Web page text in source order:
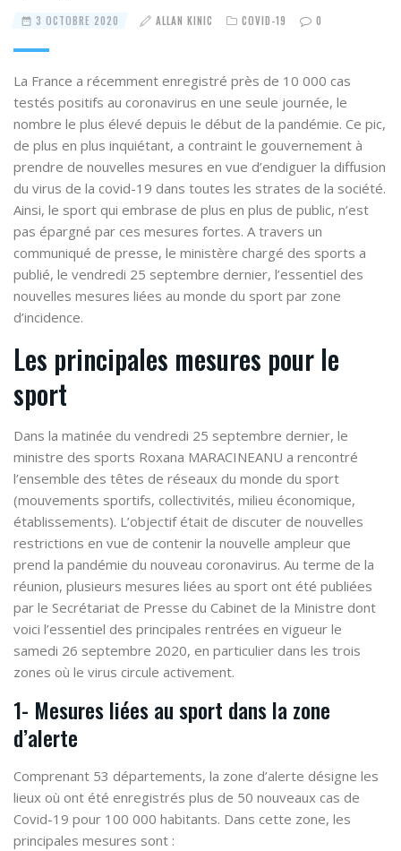
3 OCTOBRE 2020 ALLAN KINIC COVID-19 0
La France a récemment enregistré près de 10 000 cas
testés positifs au coronavirus en une seule journée, le
nombre le plus élevé depuis le début de la pandémie. Ce pic,
de plus en plus inquiétant, a contraint le gouvernement à
prendre de nouvelles mesures en vue d’endiguer la diffusion
du virus de la covid-19 dans toutes les strates de la société.
Ainsi, le sport qui embrase de plus en plus de public, n’est
pas épargné par ces mesures fortes. A travers un
communiqué de presse, le ministère chargé des sports a
publié, le vendredi 25 septembre dernier, l’essentiel des
nouvelles mesures liées au monde du sport par zone
d’incidence.
Les principales mesures pour le
sport
Dans la matinée du vendredi 25 septembre dernier, le
ministre des sports Roxana MARACINEANU a rencontré
l’ensemble des têtes de réseaux du monde du sport
(mouvements sportifs, collectivités, milieu économique,
établissements). L’objectif était de discuter de nouvelles
restrictions en vue de contenir la nouvelle ampleur que
prend la pandémie du nouveau coronavirus. Au terme de la
réunion, plusieurs mesures liées au sport ont été publiées
par le Secrétariat de Presse du Cabinet de la Ministre dont
voici l’essentiel des principales rentrées en vigueur le
samedi 26 septembre 2020, en particulier dans les trois
zones où le virus circule activement.
1- Mesures liées au sport dans la zone
d’alerte
Comprenant 53 départements, la zone d’alerte désigne les
lieux où ont été enregistrés plus de 50 nouveaux cas de
Covid-19 pour 100 000 habitants. Dans cette zone, les
principales mesures sont :